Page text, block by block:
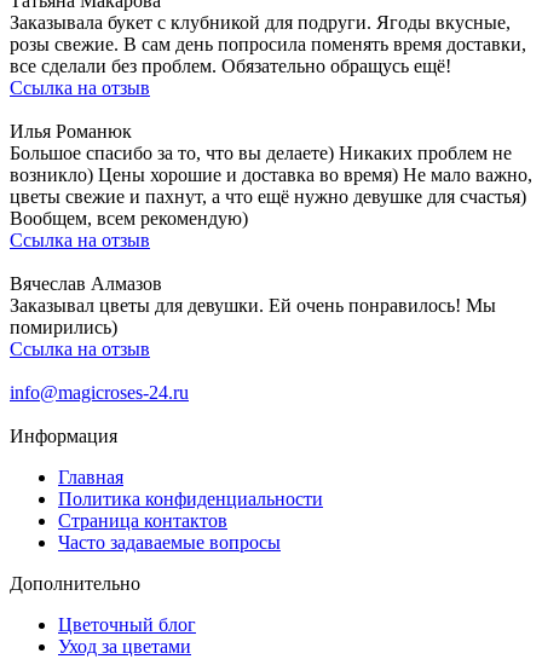
Заказывала букет с клубникой для подруги. Ягоды вкусные,
розы свежие. В сам день попросила поменять время доставки,
все сделали без проблем. Обязательно обращусь ещё!
Ссылка на отзыв
Илья Романюк
Большое спасибо за то, что вы делаете) Никаких проблем не
возникло) Цены хорошие и доставка во время) Не мало важно,
цветы свежие и пахнут, а что ещё нужно девушке для счастья)
Вообщем, всем рекомендую)
Ссылка на отзыв
Вячеслав Алмазов
Заказывал цветы для девушки. Ей очень понравилось! Мы
помирились)
Ссылка на отзыв
info@magicroses-24.ru
Информация
Главная
Политика конфиденциальности
Страница контактов
Часто задаваемые вопросы
Дополнительно
Цветочный блог
Уход за цветами